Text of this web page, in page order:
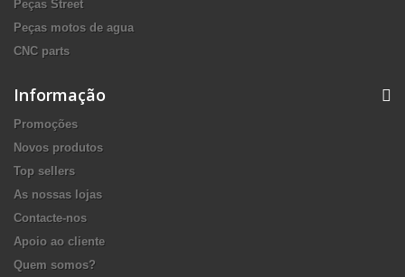
Peças Street
Peças motos de agua
CNC parts
Informação
Promoções
Novos produtos
Top sellers
As nossas lojas
Contacte-nos
Apoio ao cliente
Quem somos?